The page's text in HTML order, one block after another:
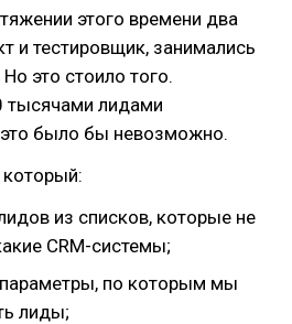
этого времени два
и тестировщик, занимались
это стоило того.
тысячами лидами
было бы невозможно.
из списков, которые не
CRM-системы;
параметры, по которым мы
лиды;